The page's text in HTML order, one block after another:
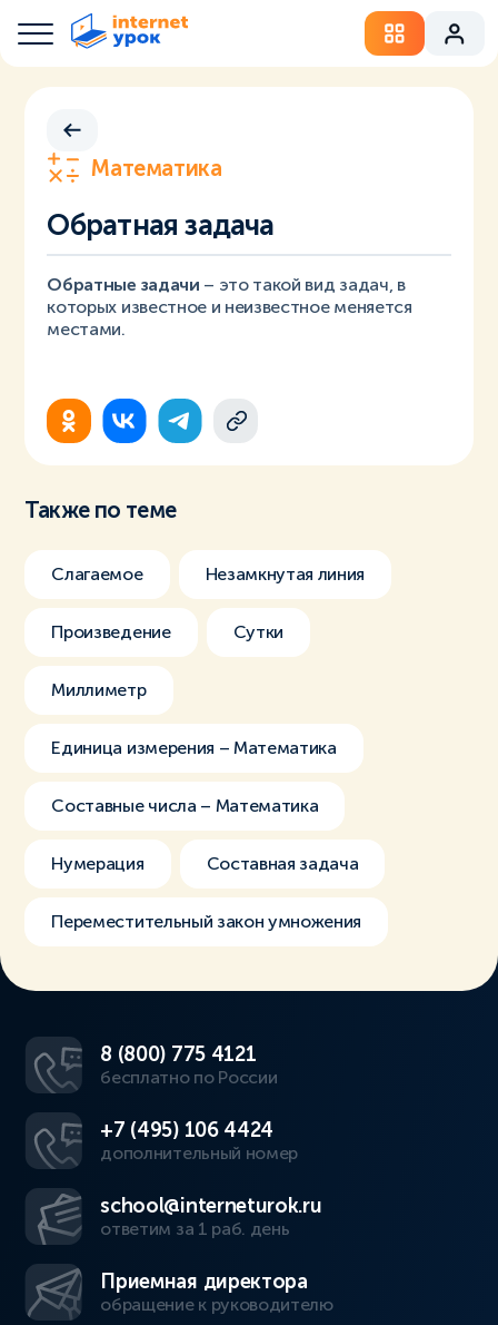
Математика
Обратная задача
Обратные задачи – это такой вид задач, в
которых известное и неизвестное меняется
местами.
Также по теме
Слагаемое Незамкнутая линия
Произведение Сутки
Миллиметр
Единица измерения – Математика
Составные числа – Математика
Нумерация Составная задача
Переместительный закон умножения
8 (800) 775 4121
бесплатно по России
+7 (495) 106 4424
дополнительный номер
school@interneturok.ru
ответим за 1 раб. день
Приемная директора
обращение к руководителю